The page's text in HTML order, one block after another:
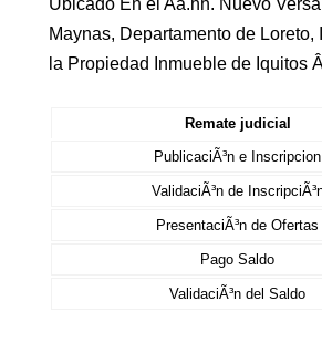
Ubicado En el Aa.hh. Nuevo
Maynas, Departamento de
la Propiedad Inmueble de Iquitos
Remate judicial
PublicaciÃ³n e Inscripcion
ValidaciÃ³n de
PresentaciÃ³n de Ofertas
Pago Saldo
ValidaciÃ³n del Saldo